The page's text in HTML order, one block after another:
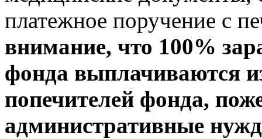
платежное поручение с
внимание, что 100%
фонда выплачиваются
попечителей фонда,
административные